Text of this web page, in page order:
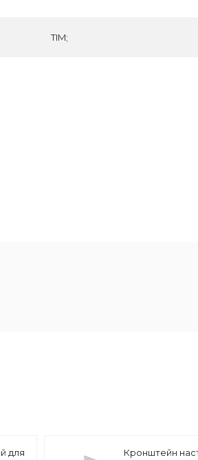
TIM;
для
Кронштейн